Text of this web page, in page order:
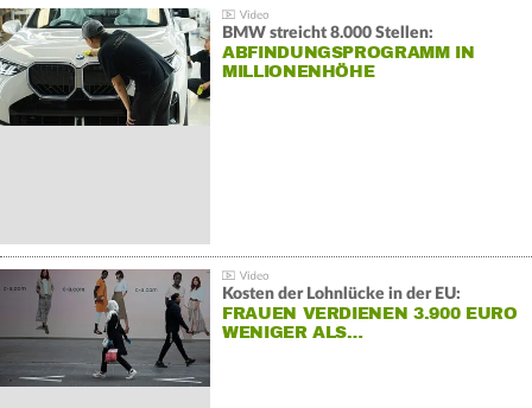
BMW streicht 8.000 Stellen:
ABFINDUNGSPROGRAMM IN
MILLIONENHÖHE
Kosten der Lohnlücke in der EU:
FRAUEN VERDIENEN 3.900 EURO
WENIGER ALS…